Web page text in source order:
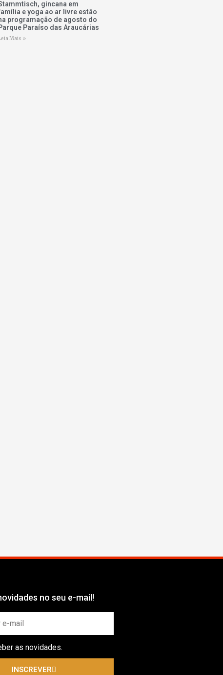
gincana em
e yoga ao ar livre estão
programação de agosto do
Paraíso das Araucárias
Mais »
no seu e-mail!
as novidades.
INSCREVER